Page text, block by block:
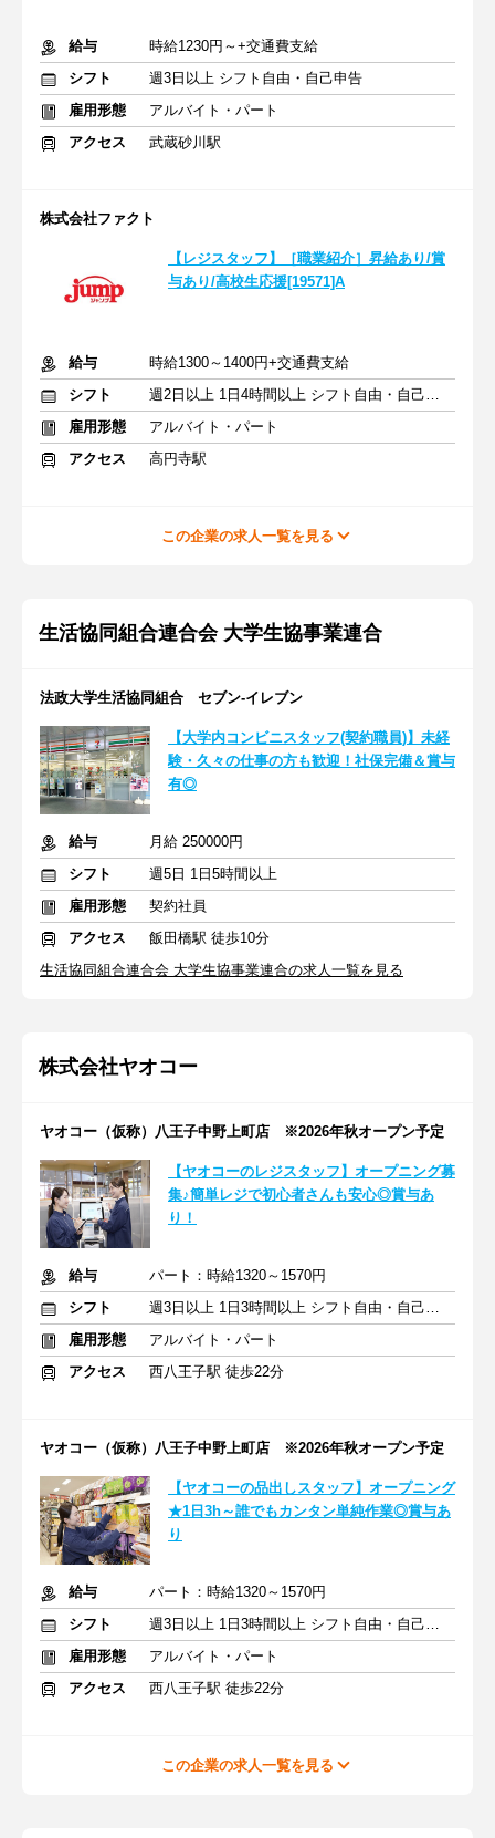
給与
時給1230円～+交通費支給
シフト
週3日以上 シフト自由・自己申告
雇用形態
アルバイト・パート
アクセス
武蔵砂川駅
株式会社ファクト
【レジスタッフ】［職業紹介］昇給あり/賞
与あり/高校生応援[19571]A
給与
時給1300～1400円+交通費支給
シフト
週2日以上 1日4時間以上 シフト自由・自己申告
雇用形態
アルバイト・パート
アクセス
高円寺駅
この企業の求人一覧を見る
生活協同組合連合会 大学生協事業連合
法政大学生活協同組合 セブン-イレブン
【大学内コンビニスタッフ(契約職員)】未経
験・久々の仕事の方も歓迎！社保完備＆賞与
有◎
給与
月給 250000円
シフト
週5日 1日5時間以上
雇用形態
契約社員
アクセス
飯田橋駅 徒歩10分
生活協同組合連合会 大学生協事業連合の求人一覧を見る
株式会社ヤオコー
ヤオコー（仮称）八王子中野上町店 ※2026年秋オープン予定
【ヤオコーのレジスタッフ】オープニング募
集♪簡単レジで初心者さんも安心◎賞与あ
り！
給与
パート：時給1320～1570円
シフト
週3日以上 1日3時間以上 シフト自由・自己申告
雇用形態
アルバイト・パート
アクセス
西八王子駅 徒歩22分
ヤオコー（仮称）八王子中野上町店 ※2026年秋オープン予定
【ヤオコーの品出しスタッフ】オープニング
★1日3h～誰でもカンタン単純作業◎賞与あ
り
給与
パート：時給1320～1570円
シフト
週3日以上 1日3時間以上 シフト自由・自己申告
雇用形態
アルバイト・パート
アクセス
西八王子駅 徒歩22分
この企業の求人一覧を見る